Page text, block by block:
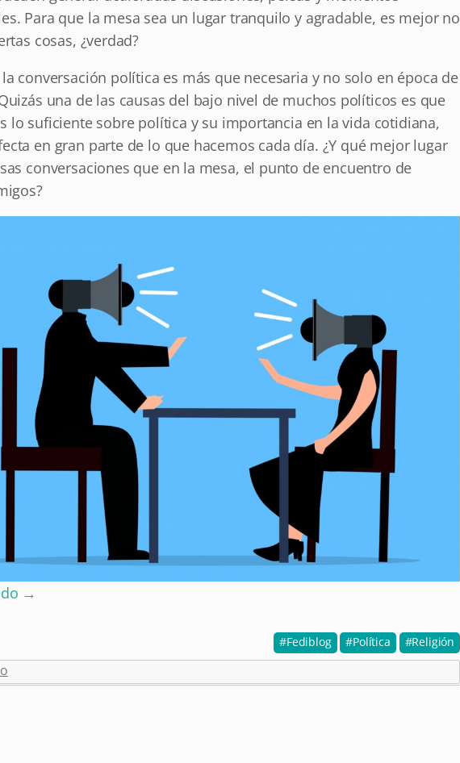
Para que la mesa sea un lugar tranquilo y agradable, es mejor no
cosas, ¿verdad?
conversación política es más que necesaria y no solo en época de
una de las causas del bajo nivel de muchos políticos es que
lo suficiente sobre política y su importancia en la vida cotidiana,
en gran parte de lo que hacemos cada día. ¿Y qué mejor lugar
conversaciones que en la mesa, el punto de encuentro de
→
Fediblog Política Religión